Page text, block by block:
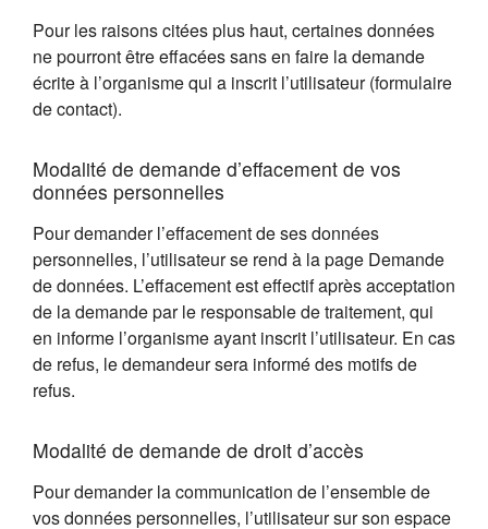
Pour les raisons citées plus haut, certaines données
ne pourront être effacées sans en faire la demande
écrite à l’organisme qui a inscrit l’utilisateur (formulaire
de contact).
Modalité de demande d’effacement de vos
données personnelles
Pour demander l’effacement de ses données
personnelles, l’utilisateur se rend à la page Demande
de données. L’effacement est effectif après acceptation
de la demande par le responsable de traitement, qui
en informe l’organisme ayant inscrit l’utilisateur. En cas
de refus, le demandeur sera informé des motifs de
refus.
Modalité de demande de droit d’accès
Pour demander la communication de l’ensemble de
vos données personnelles, l’utilisateur sur son espace